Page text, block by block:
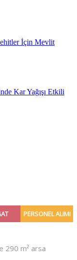
İçin Mevlit
Kar Yağışı Etkili